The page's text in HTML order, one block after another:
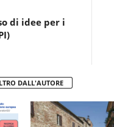
di idee per i
DALL'AUTORE